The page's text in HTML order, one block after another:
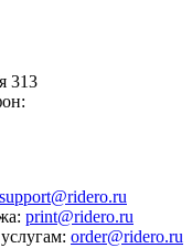
313
:
support@ridero.ru
: print@ridero.ru
: order@ridero.ru